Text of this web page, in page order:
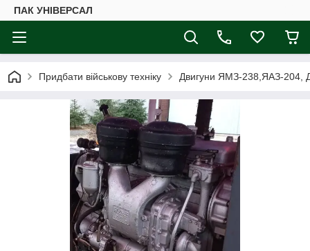
ПАК УНІВЕРСАЛ
Придбати військову техніку Двигуни ЯМЗ-238,ЯАЗ-204,